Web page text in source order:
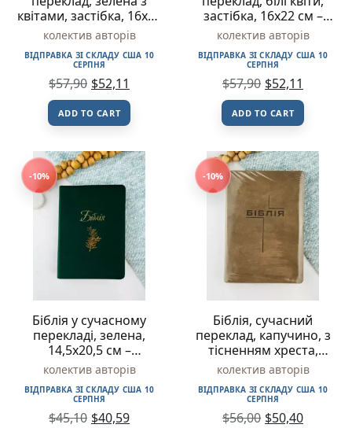
квітами, застібка, 16х22
см – Українське
Біблійне Товариство
колектив авторів
ВІДПРАВКА ЗІ СКЛАДУ США 10
СЕРПНЯ
$57,90 $52,11
ADD TO CART
застібка, 16х22 см –
Українське Біблійне
Товариство
колектив авторів
ВІДПРАВКА ЗІ СКЛАДУ США 10
СЕРПНЯ
$57,90 $52,11
ADD TO CART
-10%
Біблія у сучасному
перекладі, зелена,
14,5х20,5 см –
Українське Біблійне
Товариство
колектив авторів
ВІДПРАВКА ЗІ СКЛАДУ США 10
СЕРПНЯ
$45,10 $40,59
-10%
Біблія, сучасний
переклад, капучино, з
тісненням хреста,
позолота, індекси,
17×24 см – Українське
Біблійне Товариство
колектив авторів
ВІДПРАВКА ЗІ СКЛАДУ США 10
СЕРПНЯ
$56,00 $50,40